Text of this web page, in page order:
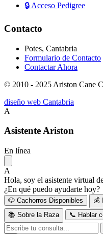
🔒 Acceso Pedigree
Contacto
Potes, Cantabria
Formulario de Contacto
Contactar Ahora
© 2010 - 2025 Ariston Cane
diseño web Cantabria
A
Asistente Ariston
En línea
A
Hola, soy el asistente virtual
¿En qué puedo ayudarte hoy?
🐶 Cachorros Disponibles
💰
📚 Sobre la Raza
📞 Hablar